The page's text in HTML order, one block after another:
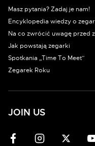
Masz pytania? Zadaj je nam!
Encyklopedia wiedzy o
Na co zwrócić uwagę przed
Jak powstają zegarki
Spotkania „Time To Meet”
Zegarek Roku
JOIN US